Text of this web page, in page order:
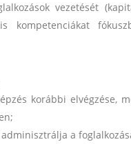
vezetését
kompetenciákat
korábbi elvégzése,
a